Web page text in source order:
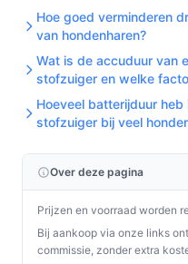
[Geluidsniveau 59
geluidsindicatie
verschillende
[Vermogen 80 W]:
aan dat het
Is dit geschikt voor
Voor dagelijks
model geschikt volgens
Hoe goed verminderen
van hondenharen?
Wat is de accuduur van
stofzuiger en welke
Hoeveel batterijduur
stofzuiger bij veel
Over deze pagina
Prijzen en voorraad worden
Bij aankoop via onze links
commissie, zonder extra